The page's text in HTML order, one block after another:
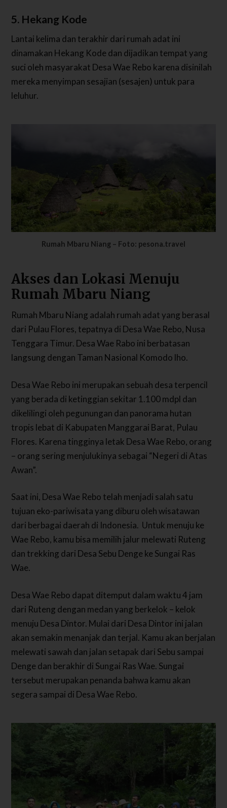
5. Hekang Kode
Lantai kelima dan terakhir dari rumah adat ini
dinamakan Hekang Kode dan dijadikan tempat yang
suci oleh masyarakat Desa Wae Rebo karena disinilah
mereka menyimpan sesajian (sesajen) untuk para
leluhur.
Rumah Mbaru Niang – Foto: pesona.travel
Akses dan Lokasi Menuju
Rumah Mbaru Niang
Rumah Mbaru Niang adalah rumah adat yang berasal
dari Pulau Flores, tepatnya di Desa Wae Rebo, Nusa
Tenggara Timur. Desa Wae Rabo ini berbatasan
langsung dengan Taman Nasional Komodo lho.
Desa Wae Rebo ini merupakan sebuah desa terpencil
yang berada di ketinggian sekitar 1.100 mdpl dan
dikelilingi oleh pegunungan dan panorama hutan
tropis lebat di Kabupaten Manggarai Barat, Pulau
Flores. Karena tingginya letak Desa Wae Rebo, orang
– orang sering menjulukinya sebagai “Negeri di Atas
Awan”.
Saat ini, Desa Wae Rebo telah menjadi salah satu
tujuan eko-pariwisata yang diburu oleh wisatawan
dari berbagai daerah di Indonesia. Untuk menuju ke
Wae Rebo, kamu bisa memilih jalur melewati Ruteng
dan trekking dari Desa Sebu Denge ke Sungai Ras
Wae.
Desa Wae Rebo dapat ditemput dalam waktu 4 jam
dari Ruteng dengan medan yang berkelok – kelok
menuju Desa Dintor. Mulai dari Desa Dintor ini jalan
akan semakin menanjak dan terjal. Kamu akan berjalan
melewati sawah dan jalan setapak dari Sebu sampai
Denge dan berakhir di Sungai Ras Wae. Sungai
tersebut merupakan penanda bahwa kamu akan
segera sampai di Desa Wae Rebo.